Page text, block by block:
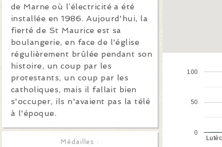
de Marne où l’électricité a été
installée en 1986. Aujourd'hui, la
fierté de St Maurice est sa
boulangerie, en face de l'église
régulièrement brûlée pendant son
histoire, un coup par les
protestants, un coup par les
catholiques, mais il fallait bien
s'occuper, ils n'avaient pas la télé
à l'époque.
Médailles :
0
50
100